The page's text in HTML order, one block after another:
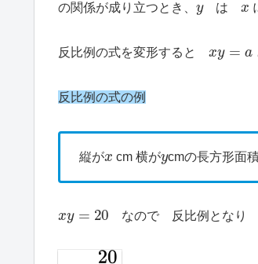
の関係が成り立つとき、 は
反比例の式を変形すると
反比例の式の例
縦が cm 横が
y
cmの長方形面
20
なので 反比例となり